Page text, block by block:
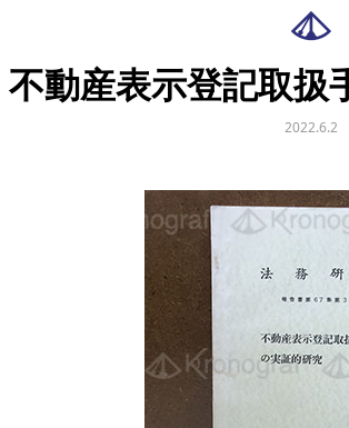
不動産表示登記取扱
2022.6.2